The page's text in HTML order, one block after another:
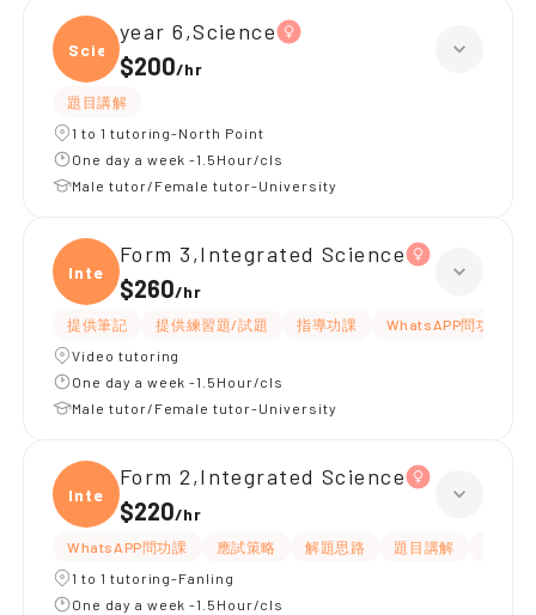
Scien
year 6,Science
$200/hr
題目講解
1 to 1 tutoring-North Point
One day a week -1.5Hour/cls
Male tutor/Female tutor-University
Integ
Form 3,Integrated Science
$260/hr
提供筆記 提供練習題/試題 指導功課 WhatsAPP問功課
Video tutoring
One day a week -1.5Hour/cls
Male tutor/Female tutor-University
Integ
Form 2,Integrated Science
$220/hr
WhatsAPP問功課 應試策略 解題思路 題目講解
1 to 1 tutoring-Fanling
One day a week -1.5Hour/cls